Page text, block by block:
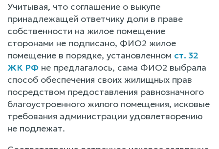
Учитывая, что соглашение о выкупе
принадлежащей ответчику доли в праве
собственности на жилое помещение
сторонами не подписано, ФИО2 жилое
помещение в порядке, установленном ст. 32
ЖК РФ не предлагалось, сама ФИО2 выбрала
способ обеспечения своих жилищных прав
посредством предоставления равнозначного
благоустроенного жилого помещения, исковые
требования администрации удовлетворению
не подлежат.